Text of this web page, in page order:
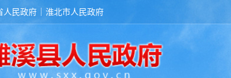
人民政府 淮北市人民政府